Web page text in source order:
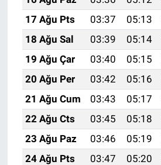
17 Ağu Pts
03:37 05:13
18 Ağu Sal
03:39 05:14
19 Ağu Çar
03:40 05:15
20 Ağu Per
03:42 05:16
21 Ağu Cum
03:43 05:17
22 Ağu Cts
03:45 05:18
23 Ağu Paz
03:46 05:19
24 Ağu Pts
03:47 05:20